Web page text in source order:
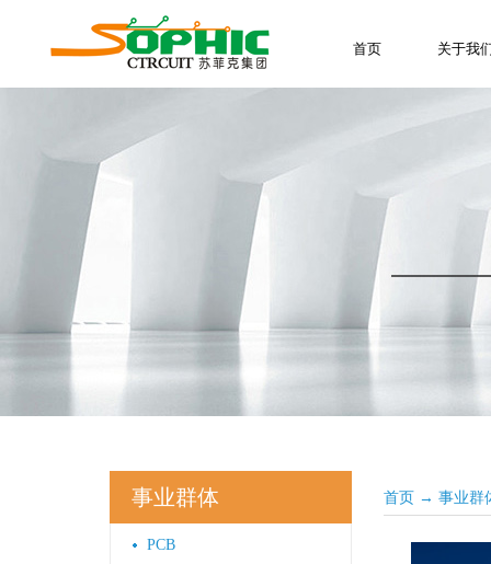
首页 关于我
事业群体
PCB
首页 → 事业群